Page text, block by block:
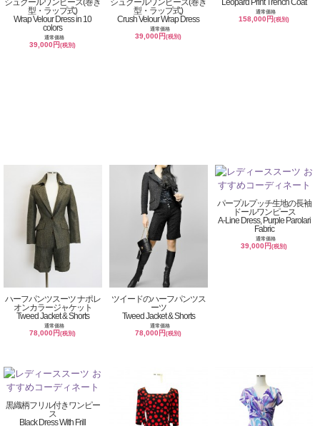
型・ラップ式)
Wrap Velour Dress in 10
colors
通常価格
39,000円(税別)
型・ラップ式)
Crush Velour Wrap Dress
通常価格
39,000円(税別)
通常価格
158,000円(税別)
ハーフパンツスーツ ナポレ
オンカラージャケット
Tweed Jacket & Shorts
通常価格
78,000円(税別)
ツイードのハーフパンツス
ーツ
Tweed Jacket & Shorts
通常価格
78,000円(税別)
パープルプッチ生地の長袖
ドールワンピース
A-Line Dress, Purple Parolari
Fabric
通常価格
39,000円(税別)
黒織柄フリル付きワンピー
ス
Black Dress With Frill